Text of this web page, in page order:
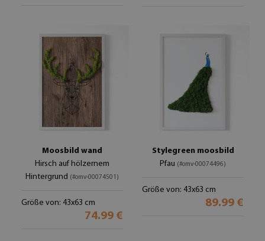
Moosbild wand
Hirsch auf hölzernem
Hintergrund (#omv-00074501)
Größe von: 43x63 cm
74.99 €
Stylegreen moosbild
Pfau (#omv-00074496)
Größe von: 43x63 cm
89.99 €